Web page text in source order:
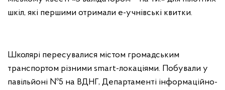
шкіл, які першими отримали е-учнівські квитки.
Школярі пересувалися містом громадським
транспортом різними smart-локаціями. Побували у
павільйоні №5 на ВДНГ, Департаменті інформаційно-